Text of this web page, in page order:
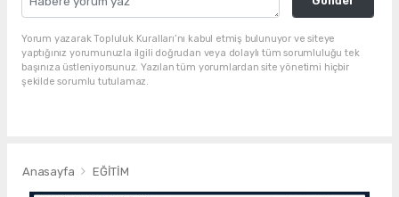
Yorum yazarak Topluluk Kuralları’nı kabul etmiş bulunuyor ve siteye
yaptığınız yorumunuzla ilgili doğrudan veya dolaylı tüm sorumluluğu tek
başınıza üstleniyorsunuz. Yazılan tüm yorumlardan site yönetimi hiçbir
şekilde sorumlu tutulamaz.
Anasayfa EĞİTİM